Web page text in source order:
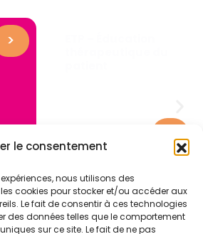
le consentement
nous utilisons des
cookies pour stocker et/ou accéder aux
Le fait de consentir à ces technologies
des données telles que le comportement
sur ce site. Le fait de ne pas
>